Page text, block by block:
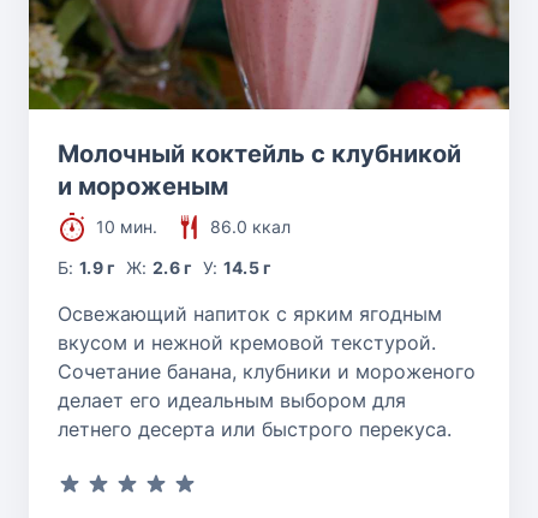
Молочный коктейль с клубникой
и мороженым
10 мин.
86.0 ккал
Б:1.9 г Ж: 2.6 г У: 14.5 г
Освежающий напиток с ярким ягодным
вкусом и нежной кремовой текстурой.
Сочетание банана, клубники и мороженого
делает его идеальным выбором для
летнего десерта или быстрого перекуса.